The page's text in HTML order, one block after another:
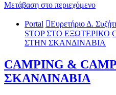
Μετάβαση στο περιεχόμενο
Portal Ευρετήριο Δ.
STOP ΣΤΟ ΕΞΩΤΕΡΙΚΟ
ΣΤΗΝ ΣΚΑΝΔΙΝΑΒΙΑ
CAMPING &
ΣΚΑΝΔΙΝΑΒΙΑ